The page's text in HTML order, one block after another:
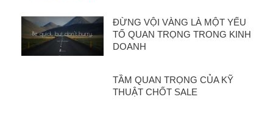
ĐỪNG VỘI VÀNG LÀ MỘT YẾU
TỐ QUAN TRỌNG TRONG KINH
DOANH
TẦM QUAN TRỌNG CỦA KỸ
THUẬT CHỐT SALE